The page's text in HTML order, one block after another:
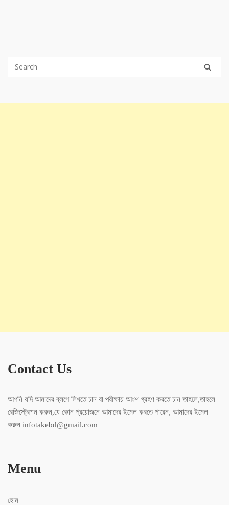
Contact Us
আপনি যদি আমাদের ব্লগে লিখতে চান বা পরীক্ষায় আংশ গ্রহণ করতে চান তাহলে,তাহলে
রেজিস্ট্রেশন করুন,যে কোন প্রয়োজনে আমাদের ইমেল করতে পারেন, আমাদের ইমেল
করুন infotakebd@gmail.com
Menu
হোম